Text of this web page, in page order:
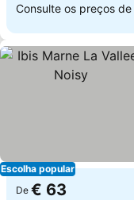
Consulte os preços de
Escolha popular
De € 63